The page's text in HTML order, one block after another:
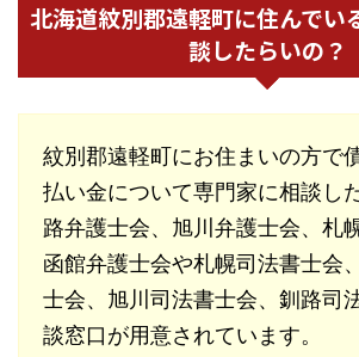
北海道紋別郡遠軽町に住んでい
談したらいの？
紋別郡遠軽町にお住まいの方で
払い金について専門家に相談し
路弁護士会、旭川弁護士会、札
函館弁護士会や札幌司法書士会
士会、旭川司法書士会、釧路司
談窓口が用意されています。